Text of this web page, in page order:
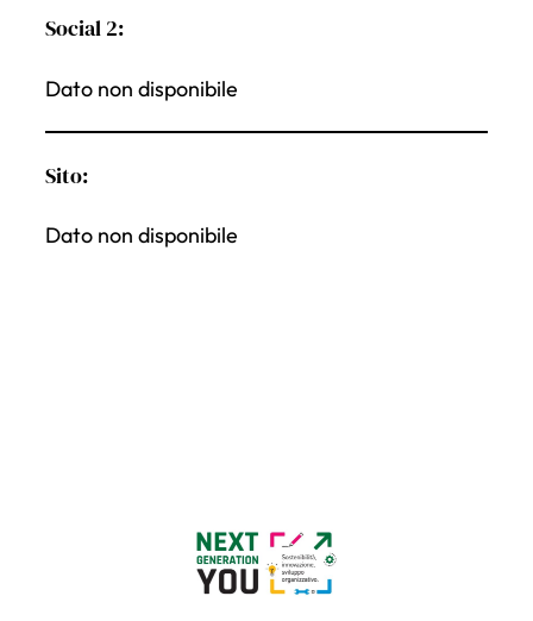
Social 2:
Dato non disponibile
Sito:
Dato non disponibile